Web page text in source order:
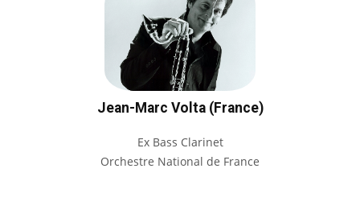
Jean-Marc Volta (France)
Ex Bass Clarinet
Orchestre National de France